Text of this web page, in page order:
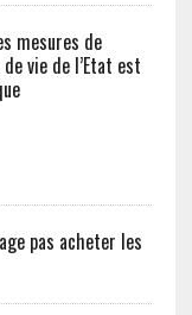
mesures de
vie de l’Etat est
pas acheter les